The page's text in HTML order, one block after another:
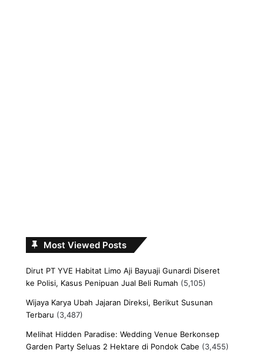
Most Viewed Posts
Dirut PT YVE Habitat Limo Aji Bayuaji Gunardi Diseret
ke Polisi, Kasus Penipuan Jual Beli Rumah (5,105)
Wijaya Karya Ubah Jajaran Direksi, Berikut Susunan
Terbaru (3,487)
Melihat Hidden Paradise: Wedding Venue Berkonsep
Garden Party Seluas 2 Hektare di Pondok Cabe (3,455)